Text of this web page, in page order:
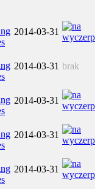
2014-03-31
2014-03-31 brak
2014-03-31
2014-03-31
2014-03-31